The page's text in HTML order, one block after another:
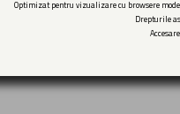
Optimizat pentru vizualizare cu browsere
Drepturile